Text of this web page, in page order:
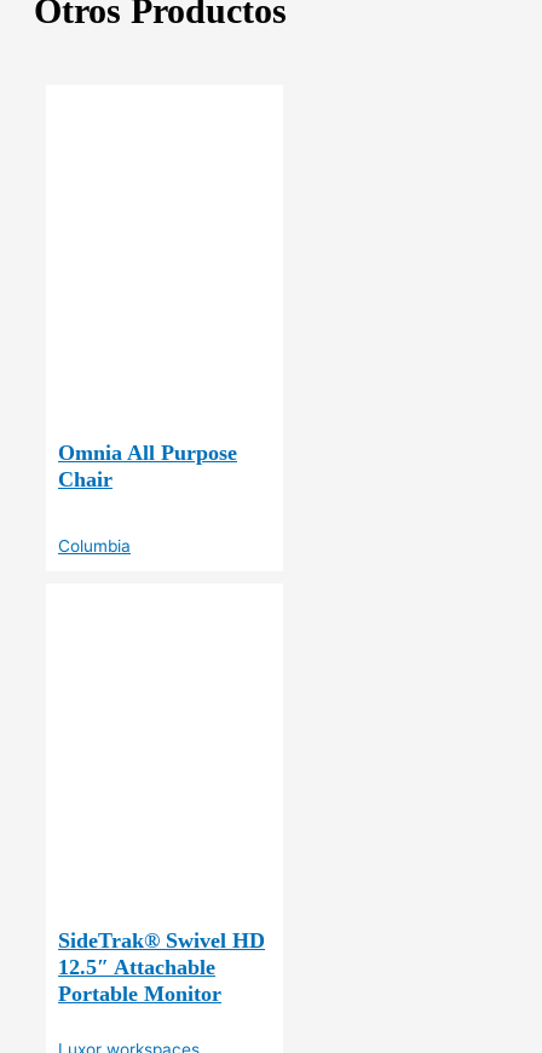
Otros Productos
Omnia All Purpose
Chair
Columbia
SideTrak® Swivel HD
12.5″ Attachable
Portable Monitor
Luxor workspaces